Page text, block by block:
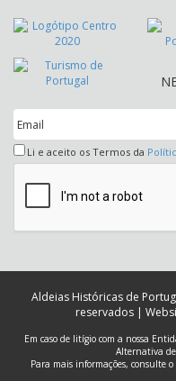
Li e aceito os Termos da
Aldeias Históricas de
reservados |
Em caso de litígio com a nossa
Alternativa de
Para mais informações, consulte